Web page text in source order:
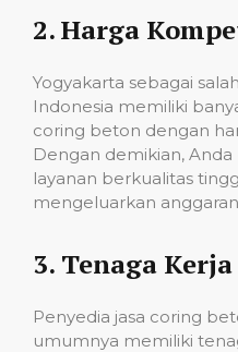
2.Harga
Yogyakarta sebagai
Indonesia memiliki
coring beton dengan
Dengan demikian,
layanan berkualitas
mengeluarkan
3. Tenaga
Penyedia jasa coring
umumnya memiliki